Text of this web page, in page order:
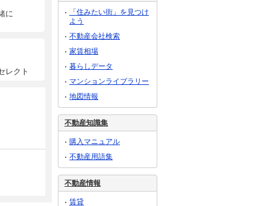
に
レクト
「住みたい街」を見つけ
よう
不動産会社検索
家賃相場
暮らしデータ
マンションライブラリー
地図情報
不動産知識集
購入マニュアル
不動産用語集
不動産情報
賃貸